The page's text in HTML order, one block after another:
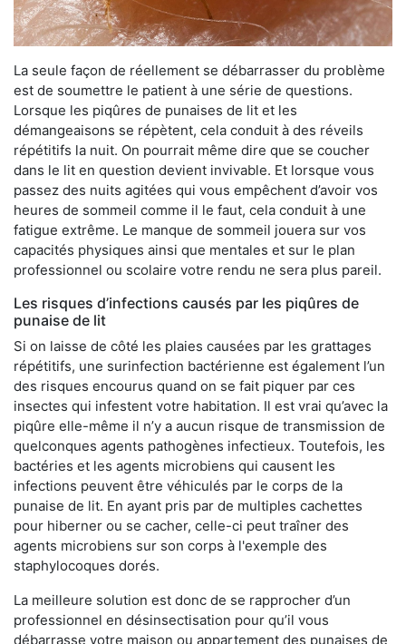
La seule façon de réellement se débarrasser du problème
est de soumettre le patient à une série de questions.
Lorsque les piqûres de punaises de lit et les
démangeaisons se répètent, cela conduit à des réveils
répétitifs la nuit. On pourrait même dire que se coucher
dans le lit en question devient invivable. Et lorsque vous
passez des nuits agitées qui vous empêchent d’avoir vos
heures de sommeil comme il le faut, cela conduit à une
fatigue extrême. Le manque de sommeil jouera sur vos
capacités physiques ainsi que mentales et sur le plan
professionnel ou scolaire votre rendu ne sera plus pareil.
Les risques d’infections causés par les piqûres de
punaise de lit
Si on laisse de côté les plaies causées par les grattages
répétitifs, une surinfection bactérienne est également l’un
des risques encourus quand on se fait piquer par ces
insectes qui infestent votre habitation. Il est vrai qu’avec la
piqûre elle-même il n’y a aucun risque de transmission de
quelconques agents pathogènes infectieux. Toutefois, les
bactéries et les agents microbiens qui causent les
infections peuvent être véhiculés par le corps de la
punaise de lit. En ayant pris par de multiples cachettes
pour hiberner ou se cacher, celle-ci peut traîner des
agents microbiens sur son corps à l'exemple des
staphylocoques dorés.
La meilleure solution est donc de se rapprocher d’un
professionnel en désinsectisation pour qu’il vous
débarrasse votre maison ou appartement des punaises de